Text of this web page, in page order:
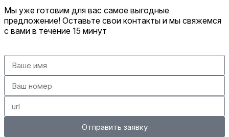
Мы уже готовим для вас самое выгодные
предложение! Оставьте свои контакты и мы свяжемся
с вами в течение 15 минут
Отправить заявку